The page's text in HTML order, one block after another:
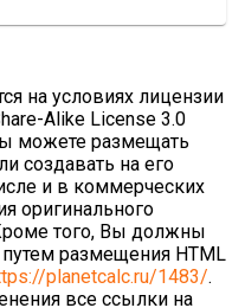
на условиях лицензии
Alike License 3.0
можете размещать
создавать на его
и в коммерческих
оригинального
того, Вы должны
путем размещения HTML
planetcalc.ru/1483/.
все ссылки на